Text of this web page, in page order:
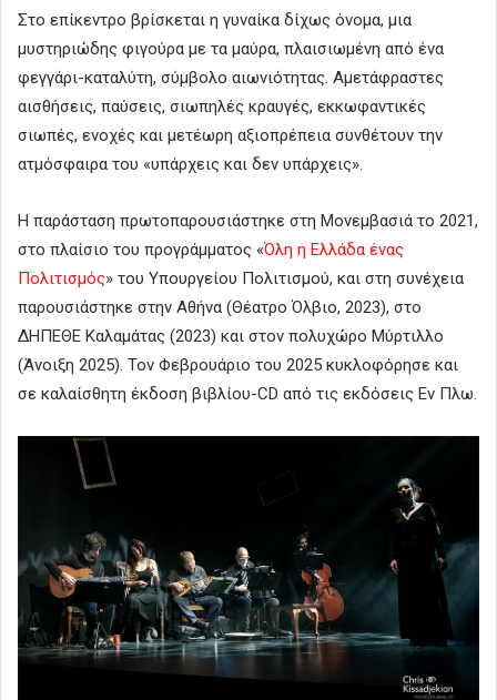
Στο επίκεντρο βρίσκεται η γυναίκα δίχως όνομα, μια
μυστηριώδης φιγούρα με τα μαύρα, πλαισιωμένη από ένα
φεγγάρι-καταλύτη, σύμβολο αιωνιότητας. Αμετάφραστες
αισθήσεις, παύσεις, σιωπηλές κραυγές, εκκωφαντικές
σιωπές, ενοχές και μετέωρη αξιοπρέπεια συνθέτουν την
ατμόσφαιρα του «υπάρχεις και δεν υπάρχεις».
Η παράσταση πρωτοπαρουσιάστηκε στη Μονεμβασιά το 2021,
στο πλαίσιο του προγράμματος «Όλη η Ελλάδα ένας
Πολιτισμός» του Υπουργείου Πολιτισμού, και στη συνέχεια
παρουσιάστηκε στην Αθήνα (Θέατρο Όλβιο, 2023), στο
ΔΗΠΕΘΕ Καλαμάτας (2023) και στον πολυχώρο Μύρτιλλο
(Άνοιξη 2025). Τον Φεβρουάριο του 2025 κυκλοφόρησε και
σε καλαίσθητη έκδοση βιβλίου-CD από τις εκδόσεις Εν Πλω.